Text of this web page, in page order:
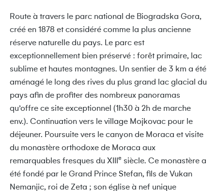
Route à travers le parc national de Biogradska Gora,
créé en 1878 et considéré comme la plus ancienne
réserve naturelle du pays. Le parc est
exceptionnellement bien préservé : forêt primaire, lac
sublime et hautes montagnes. Un sentier de 3 km a été
aménagé le long des rives du plus grand lac glacial du
pays afin de profiter des nombreux panoramas
qu’offre ce site exceptionnel (1h30 à 2h de marche
env.). Continuation vers le village Mojkovac pour le
déjeuner. Poursuite vers le canyon de Moraca et visite
du monastère orthodoxe de Moraca aux
remarquables fresques du XIII
e siècle. Ce monastère a
été fondé par le Grand Prince Stefan, fils de Vukan
Nemanjic, roi de Zeta ; son église à nef unique